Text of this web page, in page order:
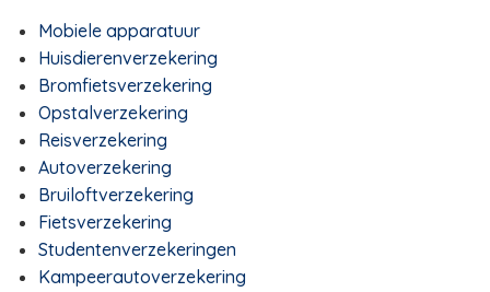
Mobiele apparatuur
Huisdierenverzekering
Bromfietsverzekering
Opstalverzekering
Reisverzekering
Autoverzekering
Bruiloftverzekering
Fietsverzekering
Studentenverzekeringen
Kampeerautoverzekering